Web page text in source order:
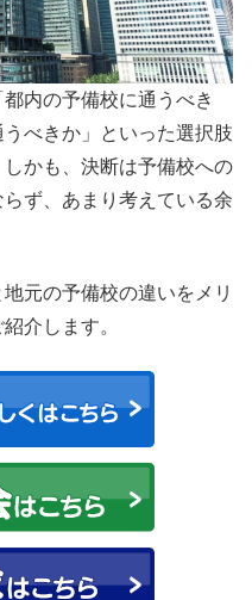
内の予備校に通うべき
べきか」といった選択肢
かも、決断は予備校への
ず、あまり考えている余
元の予備校の違いをメリ
介します。